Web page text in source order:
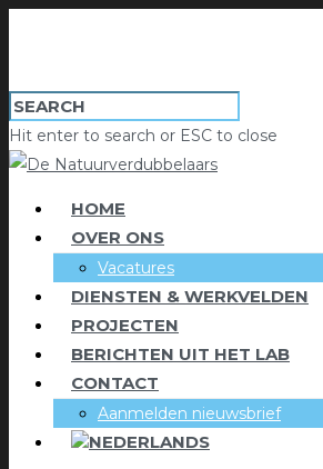
Hit enter to search or ESC to close
HOME
OVER ONS
Vacatures
DIENSTEN & WERKVELDEN
PROJECTEN
BERICHTEN UIT HET LAB
CONTACT
Aanmelden nieuwsbrief